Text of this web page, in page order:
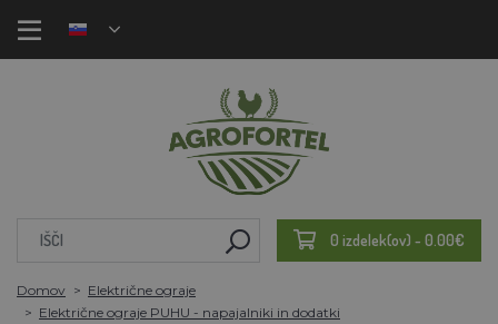
0 izdelek(ov) - 0.00€
Domov
Električne ograje
Električne ograje PUHU - napajalniki in dodatki